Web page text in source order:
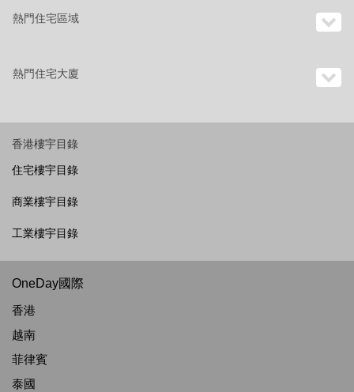
熱門住宅區域
熱門住宅大廈
香港樓宇目錄
住宅樓宇目錄
商業樓宇目錄
工業樓宇目錄
OneDay國際
香港
越南
菲律賓
泰國